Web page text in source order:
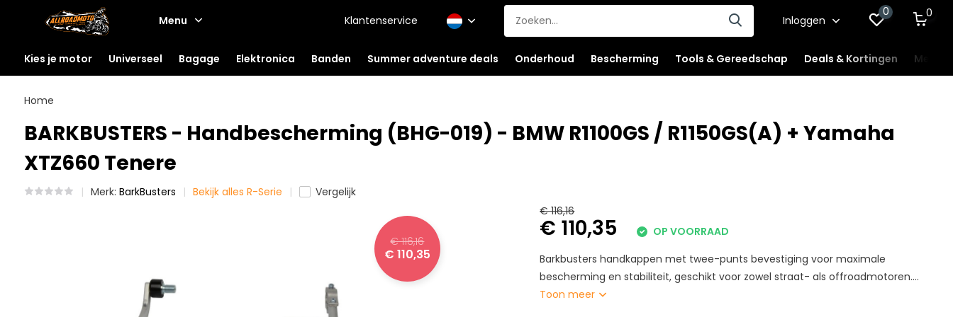
Menu Klantenservice Inloggen
0 0
Kies je motor Universeel Bagage Elektronica Banden Summer adventure deals Onderhoud Bescherming Tools & Gereedschap Deals & Kortingen
Home
BARKBUSTERS - Handbescherming (BHG-019) - BMW R1100GS / R1150GS(A) + Yamaha
XTZ660 Tenere
Merk: BarkBusters Bekijk alles R-Serie Vergelijk
€ 116,16
€ 110,35
€ 116,16
€ 110,35
OP VOORRAAD
Barkbusters handkappen met twee-punts bevestiging voor maximale
bescherming en stabiliteit, geschikt voor zowel straat- als offroadmotoren....
Toon meer